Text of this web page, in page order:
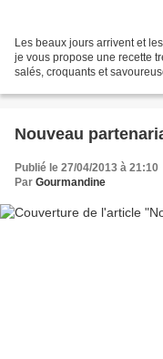
Les beaux jours arrivent et
je vous propose une recette
salés, croquants et
Nouveau
Publié le 27/04/2013 à 21:10
Par Gourmandine